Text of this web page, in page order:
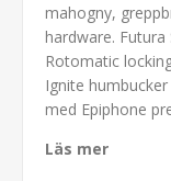
mahogny,
hardware.
Rotomatic
Ignite
med Epiphone
Läs mer